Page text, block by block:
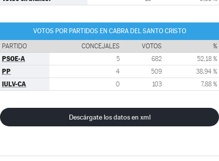
VOTOS POR PARTIDOS EN CABRA DEL SANTO CRISTO
PARTIDO CONCEJALES VOTOS %
PSOE-A 5 682 52,18 %
PP 4 509 38,94 %
IULV-CA 0 103 7,88 %
Descárgate los datos en xml